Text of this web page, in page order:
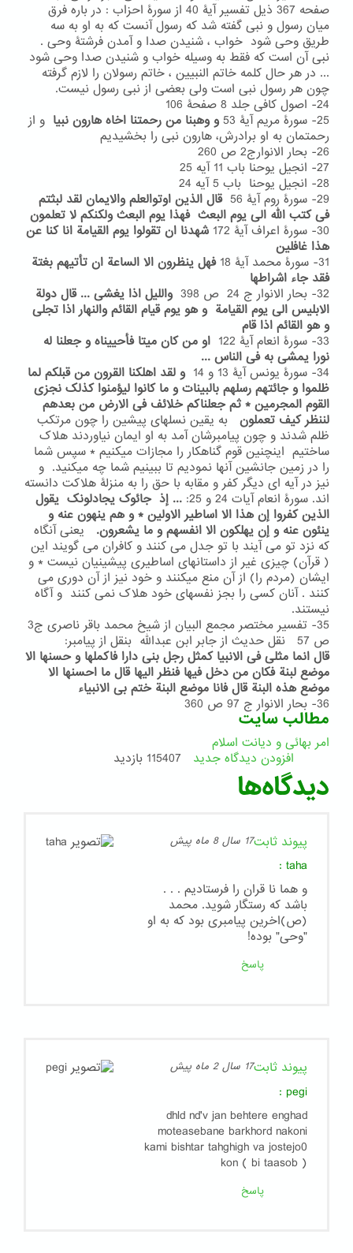
صفحه 367 ذیل تفسیر آیۀ 40 از سورۀ احزاب : در باره فرق
میان رسول و نبی گفته شد که رسول آنست که به او به سه
طریق وحی شود خواب ، شنیدن صدا و آمدن فرشتۀ وحی .
نبی آن است که فقط به وسیله خواب و شنیدن صدا وحی شود
... در هر حال کلمه خاتم النبیین ، خاتم رسولان را لازم گرفته
چون هر رسول نبی است ولی بعضی از نبی رسول نیست.
24- اصول کافی جلد 8 صفحۀ 106
25- سورۀ مریم آیۀ 53
و وهبنا من رحمتنا اخاه هارون نبیا و از
رحمتمان به او برادرش، هارون نبی را بخشیدیم
26- بحار الانوارج2 ص 260
27- انجیل یوحنا باب 11 آیه 25
28- انجیل یوحنا باب 5 آیه 24
29- سورۀ روم آیۀ 56
قال الذین اوتوالعلم والایمان لقد لبثتم
فی کتب الله الی یوم البعث فهذا یوم البعث ولکنکم لا تعلمون
30- سورۀ اعراف آیۀ 172
شهدنا ان تقولوا یوم القیامة انا کنا عن
هذا غافلین
31- سورۀ محمد آیۀ 18
فهل ینظرون الا الساعة ان تأتیهم بغتة
فقد جاء اشراطها
32- بحار الانوار ج 24 ص 398
واللیل اذا یغشی ... قال دولة
الابلیس الی یوم القیامة و هو یوم قیام القائم والنهار اذا تجلی
و هو القائم اذا قام
33- سورۀ انعام آیۀ 122
او من کان میتا فأحییناه و جعلنا له
نورا یمشی به فی الناس ...
34- سورۀ یونس آیۀ 13 و 14
و لقد اهلکنا القرون من قبلکم لما
ظلموا و جائتهم رسلهم بالبینات و ما کانوا لیؤمنوا کذلک نجزی
القوم المجرمین * ثم جعلناکم خلائف فی الارض من بعدهم
لننظر کیف تعملون
به یقین نسلهای پیشین را چون مرتکب
ظلم شدند و چون پیامبرشان آمد به او ایمان نیاوردند هلاک
ساختیم اینچنین قوم گناهکار را مجازات میکنیم * سپس شما
را در زمین جانشین آنها نمودیم تا ببینیم شما چه میکنید. و
نیز در آیه ای دیگر کفر و مقابه با حق را به منزلۀ هلاکت دانسته
اند. سورۀ انعام آیات 24 و 25:
... إذ جائوک یجادلونک یقول
الذین کفروا إن هذا الا اساطیر الاولین * و هم ینهون عنه و
ینئون عنه و إن یهلکون الا انفسهم و ما یشعرون.
یعنی آنگاه
که نزد تو می آیند با تو جدل می کنند و کافران می گویند این
( قرآن) چیزی غیر از داستانهای اساطیری پیشینیان نیست * و
ایشان (مردم را) از آن منع میکنند و خود نیز از آن دوری می
کنند . آنان کسی را بجز نفسهای خود هلاک نمی کنند و آگاه
نیستند.
35- تفسیر مختصر مجمع البیان از شیخ محمد باقر ناصری ج3
ص 57 نقل حدیث از جابر ابن عبدالله بنقل از پیامبر:
قال انما مثلی فی الانبیا کمثل رجل بنی دارا فاکملها و حسنها الا
موضع لبنة فکان من دخل فیها فنظر الیها قال ما احسنها الا
موضع هذه البنة قال فانا موضع البنة ختم بی الانبیاء
36- بحار الانوار ج 97 ص 360
مطالب سایت
امر بهائی و دیانت اسلام
افزودن دیدگاه جدید
115407 بازدید
دیدگاه‌ها
پیوند ثابت17 سال 8 ماه پیش
taha
:
و هما نا قران را فرستادیم . . .
باشد که رستگار شوید. محمد
(ص)اخرین پیامبری بود که به او
"وحی" بوده!
پاسخ
پیوند ثابت17 سال 2 ماه پیش
pegi
:
dhld nd'v jan behtere enghad
moteasebane barkhord nakoni
kami bishtar tahghigh va jostejo0
kon ( bi taasob )
پاسخ